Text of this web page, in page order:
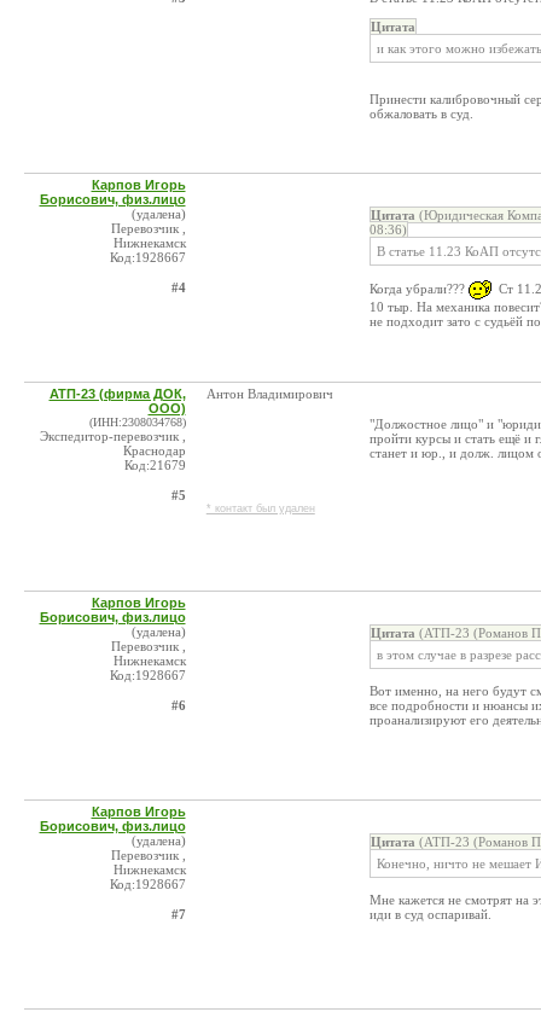
Цитата
и как этого можно
Принести калибровочный
обжаловать в суд.
Карпов Игорь
Борисович, физ.лицо
(удалена)
Перевозчик ,
Нижнекамск
Код:1928667
#4
Цитата (Юридическая
08:36)
В статье 11.23 КоАП
Когда убрали???
Ст
10 тыр. На механика
не подходит зато с судьёй
АТП-23 (фирма ДОК,
ООО)
(ИНН:2308034768)
Экспедитор-перевозчик ,
Краснодар
Код:21679
#5
Антон Владимирович
* контакт был удален
"Должостное лицо" и
пройти курсы и стать ещё и
станет и юр., и долж. лицом
Карпов Игорь
Борисович, физ.лицо
(удалена)
Перевозчик ,
Нижнекамск
Код:1928667
#6
Цитата (АТП-23 (Романов
в этом случае в разрезе
Вот именно, на него будут
все подробности и нюансы
проанализируют его
Карпов Игорь
Борисович, физ.лицо
(удалена)
Перевозчик ,
Нижнекамск
Код:1928667
#7
Цитата (АТП-23 (Романов
Конечно, ничто не мешает
Мне кажется не смотрят на
иди в суд оспаривай.